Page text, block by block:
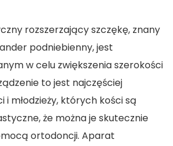
rozszerzający szczękę, znany
podniebienny, jest
w celu zwiększenia szerokości
to jest najczęściej
i młodzieży, których kości są
że można je skutecznie
ortodoncji. Aparat